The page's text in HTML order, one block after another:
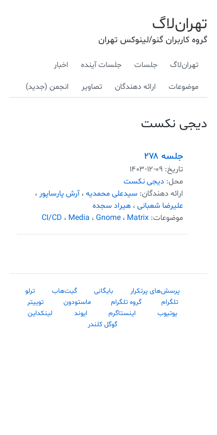
تهران‌لاگ
گروه کاربران گنو/لینوکس تهران
تهران‌لاگ جلسات جلسات آینده اخبار
موضوعات ارائه دهندگان تصاویر انجمن (جدید)
دیجی نکست
جلسه ۲۷۸
تاریخ: ۱۴۰۳-۱۲-۰۹
محل: دیجی نکست
ارائه دهندگان: سیدعلی محمدیه ،آرش پارساپور ،
علیرضا شعبانی ، هیراد سجده
موضوعات:
CI/CD ، Media ، Gnome ، Matrix
پرسش‌های پرتکرار بایگانی گیت‌هاب
ترلو
تلگرام
گروه تلگرام ماستودون
توییتر
یوتیوب
اینستاگرم ایوند
لینکداین
گوگل کلندر